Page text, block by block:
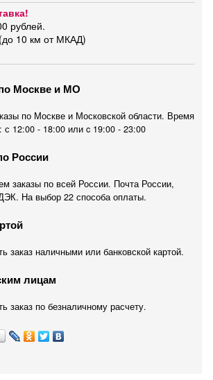
рублей.
10 км от МКАД)
Москве и МО
по Москве и Московской области. Время
с 12:00 - 18:00 или c 19:00 - 23:00
России
заказы по всей России. Почта России,
На выбор 22 способа оплаты.
заказ наличными или банковской картой.
лицам
заказ по безналичному расчету.